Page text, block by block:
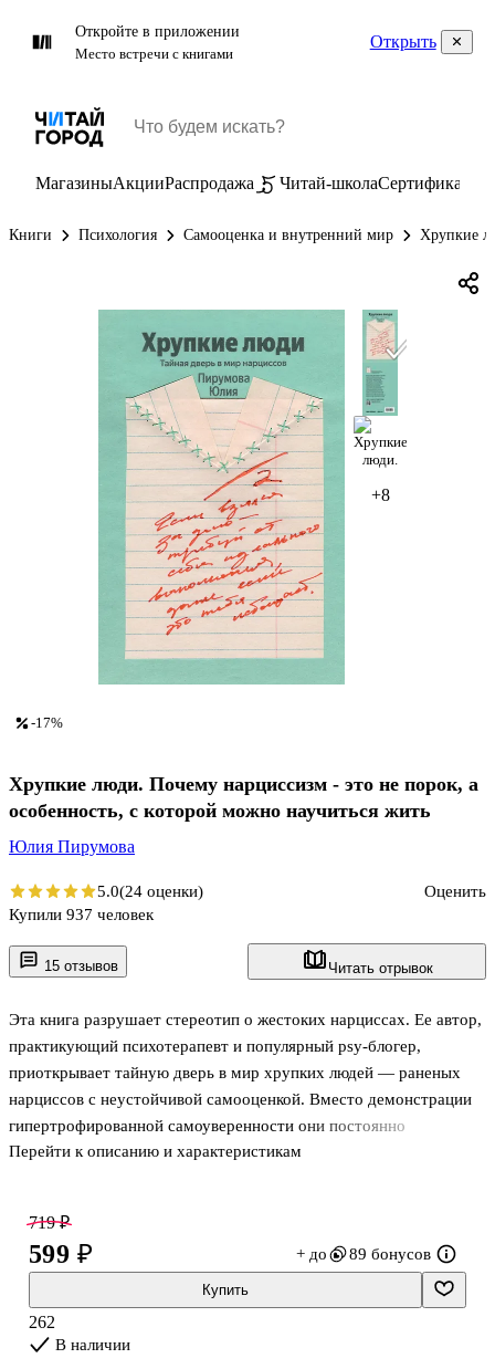
Откройте в приложении
Место встречи с книгами
Открыть
МагазиныАкцииРаспродажа Читай-школаСертификаты
Книги Психология Самооценка и внутренний мир Хрупкие
+8
15 отзывов Читать отрывок
Эта книга разрушает стереотип о жестоких нарциссах. Ее автор,
практикующий психотерапевт и популярный psy-блогер,
приоткрывает тайную дверь в мир хрупких людей — раненых
нарциссов с неустойчивой самооценкой. Вместо демонстрации
гипертрофированной самоуверенности они постоянно
обесценивают собственные достижения и ругают себя за
проявлениями нарциссического характера: тотальной
неуверенностью в себе, фоновой тревогой, прокрастинацией,
ПОЧЕМУ ЭТА КНИГА ДОСТОЙНА ПРОЧТЕНИЯ
Перейти к описанию и характеристикам
-17%
Хрупкие люди. Почему нарциссизм - это не порок, а
особенность, с которой можно научиться жить
Юлия Пирумова
5.0(24 оценки)
Оценить
Купили 937 человек
719 ₽
599 ₽ + до 89 бонусов
Купить
262
В наличии